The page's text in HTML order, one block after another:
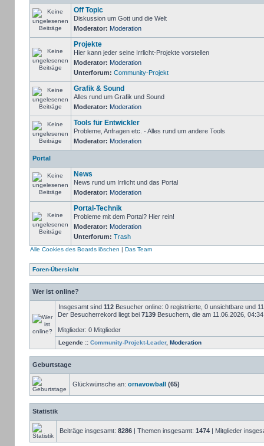
Off Topic
Diskussion um Gott und die Welt
Moderator: Moderation
Projekte
Hier kann jeder seine Irrlicht-Projekte vorstellen
Moderator: Moderation
Unterforum: Community-Projekt
Grafik & Sound
Alles rund um Grafik und Sound
Moderator: Moderation
Tools für Entwickler
Probleme, Anfragen etc. - Alles rund um andere Tools
Moderator: Moderation
Portal
News
News rund um Irrlicht und das Portal
Moderator: Moderation
Portal-Technik
Probleme mit dem Portal? Hier rein!
Moderator: Moderation
Unterforum: Trash
Alle Cookies des Boards löschen | Das Team
Foren-Übersicht
Wer ist online?
Insgesamt sind 112Besucher online: 0 registrierte, 0 unsichtbare und
Der Besucherrekord liegt bei 7139Besuchern, die am 11.06.2026,
Mitglieder: 0 Mitglieder
Legende :: Community-Projekt-Leader, Moderation
Geburtstage
Glückwünsche an: ornavowball(65)
Statistik
Beiträge insgesamt: 8286| Themen insgesamt: 1474| Mitglieder